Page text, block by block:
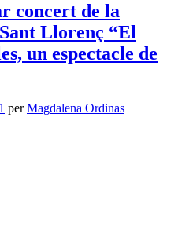
concert de la
Llorenç “El
un espectacle de
perMagdalena Ordinas